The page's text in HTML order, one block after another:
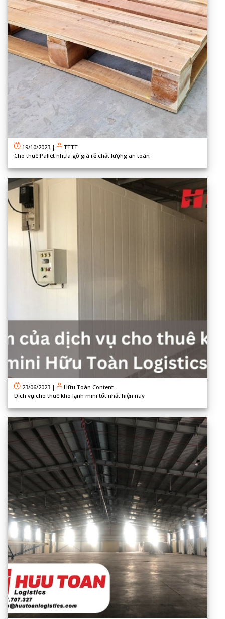
19/10/2023 |
TTTT
Cho thuê Pallet nhựa gỗ giá rẻ chất lượng an toàn
23/06/2023 |
Hữu Toàn Content
Dịch vụ cho thuê kho lạnh mini tốt nhất hiện nay